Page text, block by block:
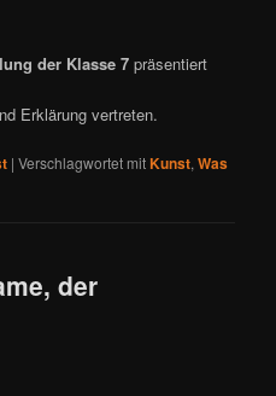
der Klasse 7präsentiert
Erklärung vertreten.
|Verschlagwortet mitKunst,Was
der